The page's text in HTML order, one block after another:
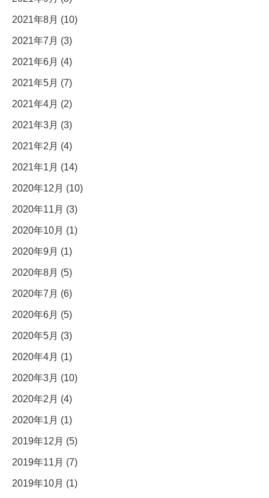
2021年8月 (10)
2021年7月 (3)
2021年6月 (4)
2021年5月 (7)
2021年4月 (2)
2021年3月 (3)
2021年2月 (4)
2021年1月 (14)
2020年12月 (10)
2020年11月 (3)
2020年10月 (1)
2020年9月 (1)
2020年8月 (5)
2020年7月 (6)
2020年6月 (5)
2020年5月 (3)
2020年4月 (1)
2020年3月 (10)
2020年2月 (4)
2020年1月 (1)
2019年12月 (5)
2019年11月 (7)
2019年10月 (1)